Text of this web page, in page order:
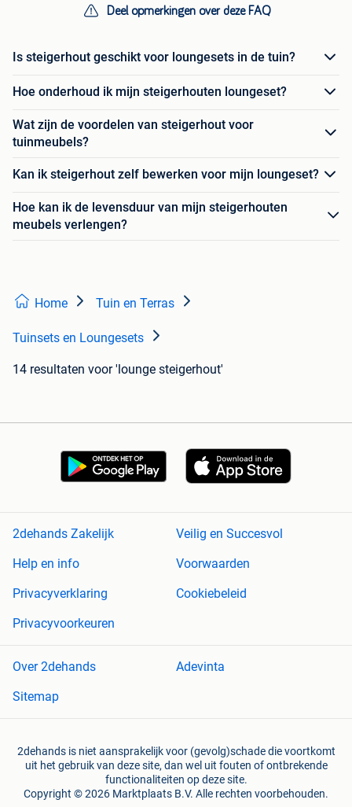
Deel opmerkingen over deze FAQ
Is steigerhout geschikt voor loungesets in de tuin?
Hoe onderhoud ik mijn steigerhouten loungeset?
Wat zijn de voordelen van steigerhout voor
tuinmeubels?
Kan ik steigerhout zelf bewerken voor mijn loungeset?
Hoe kan ik de levensduur van mijn steigerhouten
meubels verlengen?
Home Tuin en Terras
Tuinsets en Loungesets
14 resultaten voor 'lounge steigerhout'
2dehands Zakelijk
Veilig en Succesvol
Help en info
Voorwaarden
Privacyverklaring
Cookiebeleid
Privacyvoorkeuren
Over 2dehands
Adevinta
Sitemap
2dehands is niet aansprakelijk voor (gevolg)schade die voortkomt
uit het gebruik van deze site, dan wel uit fouten of ontbrekende
functionaliteiten op deze site.
Copyright © 2026 Marktplaats B.V. Alle rechten voorbehouden.